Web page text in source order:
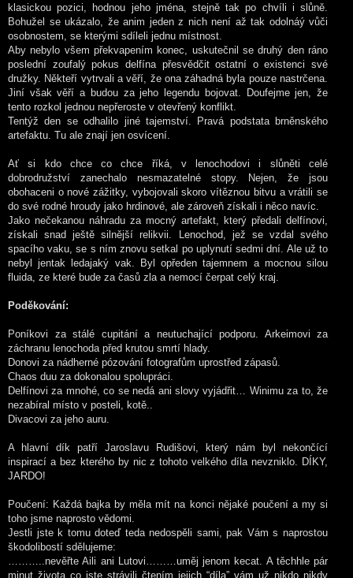
klasickou pozici, hodnou jeho jména, stejně tak po chvíli i slůně.
Bohužel se ukázalo, že anim jeden z nich není až tak odolnáý vůči
osobnostem, se kterými sdíleli jednu místnost.
Aby nebylo všem překvapením konec, uskutečnil se druhý den ráno
poslední zoufalý pokus delfína přesvědčit ostatní o existenci své
družky. Někteří vytrvali a věří, že ona záhadná byla pouze nastrčena.
Jiní však věří a budou za jeho legendu bojovat. Doufejme jen, že
tento rozkol jednou nepřeroste v otevřený konflikt.
Tentýž den se odhalilo jiné tajemství. Pravá podstata brněnského
artefaktu. Tu ale znají jen osvícení.
Ať si kdo chce co chce říká, v lenochodovi i slůněti celé
dobrodružství zanechalo nesmazatelné stopy. Nejen, že jsou
obohaceni o nové zážitky, vybojovali skoro vítěznou bitvu a vrátili se
do své rodné hroudy jako hrdinové, ale zároveň získali i něco navíc.
Jako nečekanou náhradu za mocný artefakt, který předali delfínovi,
získali snad ještě silnější relikvii. Lenochod, jež se vzdal svého
spacího vaku, se s ním znovu setkal po uplynutí sedmi dní. Ale už to
nebyl jentak ledajaký vak. Byl opředen tajemnem a mocnou silou
fluida, ze které bude za časů zla a nemocí čerpat celý kraj.
Poděkování:
Poníkovi za stálé cupitání a neutuchající podporu. Arkeimovi za
záchranu lenochoda před krutou smrtí hlady.
Donovi za nádherné pózování fotografům uprostřed zápasů.
Chaos duu za dokonalou spolupráci.
Delfínovi za mnohé, co se nedá ani slovy vyjádřit… Winimu za to, že
nezabíral místo v posteli, kotě..
Divacovi za jeho auru.
A hlavní dík patří Jaroslavu Rudišovi, který nám byl nekončící
inspirací a bez kterého by nic z tohoto velkého díla nevzniklo. DÍKY,
JARDO!
Poučení: Každá bajka by měla mít na konci nějaké poučení a my si
toho jsme naprosto vědomi.
Jestli jste k tomu doteď teda nedospěli sami, pak Vám s naprostou
škodolibostí sdělujeme:
………..nevěřte Aili ani Lutovi………uměj jenom kecat. A těchhle pár
minut života co jste strávili čtením jejich “díla” vám už nikdo nikdy